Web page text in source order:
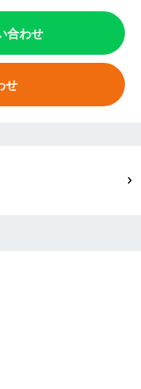
合わせ
せ